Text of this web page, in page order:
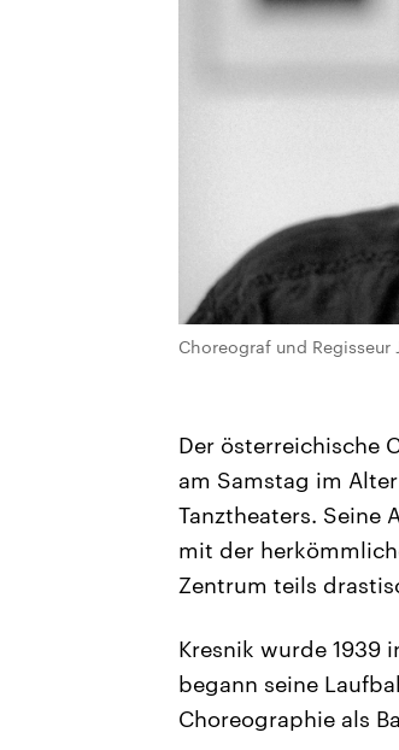
Choreograf und
Der österreichische
am Samstag im
Tanztheaters. Seine
mit der
Zentrum teils
Kresnik wurde 1939
begann seine
Choreographie als